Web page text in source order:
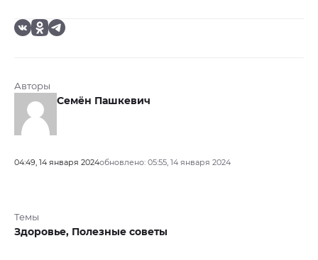
Авторы
Семён Пашкевич
04:49, 14 января 2024обновлено: 05:55, 14 января 2024
Темы
Здоровье, Полезные советы